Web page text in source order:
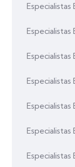
Especialistas
Especialistas
Especialistas
Especialistas
Especialistas
Especialistas
Especialistas